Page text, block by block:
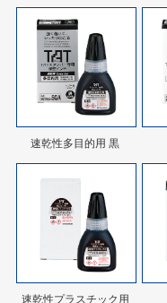
速乾性多目的用 黒
速乾性プラスチック用